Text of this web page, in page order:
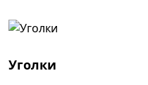
Уголки